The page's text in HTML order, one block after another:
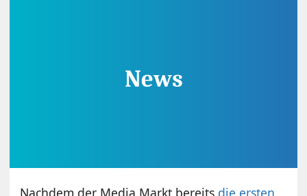
Nachdem der Media Markt bereits die ersten